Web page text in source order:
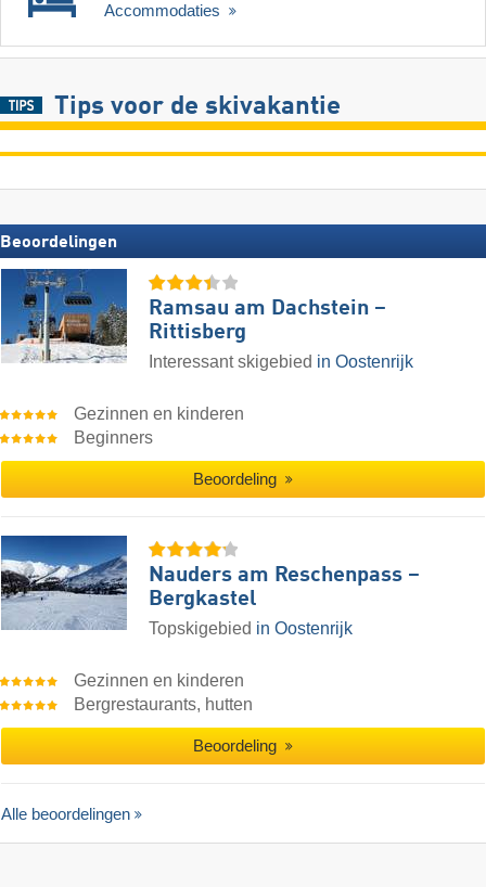
Accommodaties
Tips voor de skivakantie
Beoordelingen
Ramsau am Dachstein –
Rittisberg
Interessant skigebied in Oostenrijk
Gezinnen en kinderen
Beginners
Beoordeling
Nauders am Reschenpass –
Bergkastel
Topskigebied in Oostenrijk
Gezinnen en kinderen
Bergrestaurants, hutten
Beoordeling
Alle beoordelingen